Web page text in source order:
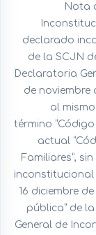
Nota
declarado
de la SCJN
Declaratoria
de noviembre
al
término
actual
Familiares”,
inconstitucional
16 diciembre
pública” de
General de